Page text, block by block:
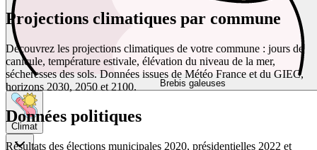
Brebis galeuses
Climat
Projections climatiques par commune
Découvrez les projections climatiques de votre commune : jours de
canicule, température estivale, élévation du niveau de la mer,
sécheresses des sols. Données issues de Météo France et du GIEC,
horizons 2030, 2050 et 2100.
Données politiques
Résultats des élections municipales 2020, présidentielles 2022 et